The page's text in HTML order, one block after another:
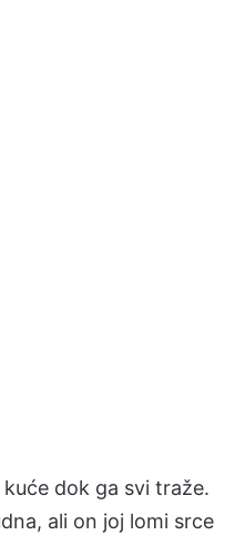
dok ga svi traže.
ali on joj lomi srce